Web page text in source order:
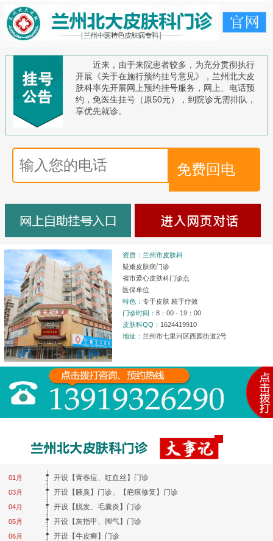
近来，由于来院患者较多，为充分贯彻执行
开展《关于在施行预约挂号意见》，兰州北大皮
肤科率先开展网上预约挂号服务，网上、电话预
约，免医生挂号（原50元），到院诊无需排队，
享优先就诊。
资质：兰州市皮肤科
疑难皮肤病门诊
省市爱心皮肤科门诊点
医保单位
特色：专于皮肤 精于疗效
门诊时间：8：00 - 19：00
皮肤科QQ： 1624419910
地址： 兰州市七里河区西园街道2号
01月
03月
04月
05月
06月
开设【青春痘、红血丝】门诊
开设【腋臭】门诊、【疤痕修复】门诊
开设【脱发、毛囊炎】门诊
开设【灰指甲、脚气】门诊
开设【牛皮癣】门诊